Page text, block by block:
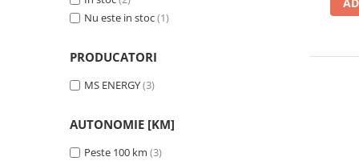
➔ Cu Volan
➔ Jinpeng/AMR
Nu este in stoc(1)
PRODUCATORI
MS ENERGY(3)
AUTONOMIE [KM]
Peste 100 km (3)